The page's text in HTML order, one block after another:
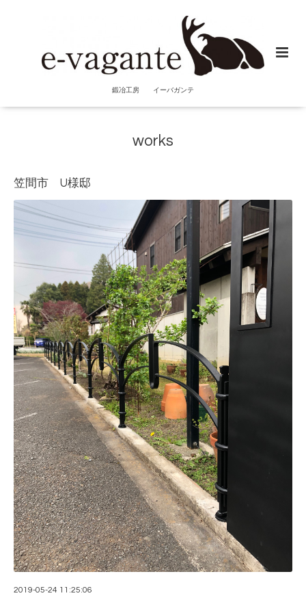
鍛冶工房 イーバガンテ
works
笠間市 U様邸
2019-05-24 11:25:06